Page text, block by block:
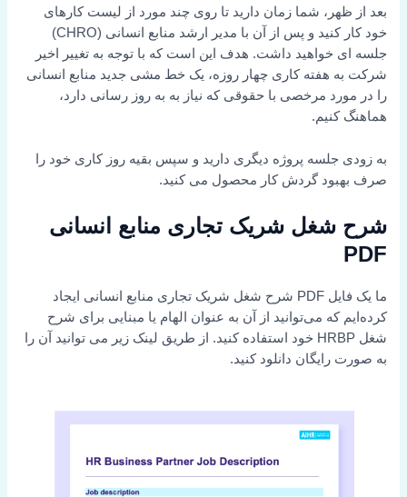
بعد از ظهر، شما زمان دارید تا روی چند مورد از لیست کارهای
خود کار کنید و پس از آن با مدیر ارشد منابع انسانی (CHRO)
جلسه ای خواهید داشت. هدف این است که با توجه به تغییر اخیر
شرکت به هفته کاری چهار روزه، یک خط مشی جدید منابع انسانی
را در مورد مرخصی با حقوقی که نیاز به به روز رسانی دارد،
هماهنگ کنیم.
به زودی جلسه پروژه دیگری دارید و سپس بقیه روز کاری خود را
صرف بهبود گردش کار محصول می کنید.
شرح شغل شریک تجاری منابع انسانی
PDF
ما یک فایل PDF شرح شغل شریک تجاری منابع انسانی ایجاد
کرده‌ایم که می‌توانید از آن به عنوان الهام یا مبنایی برای شرح
شغل HRBP خود استفاده کنید. از طریق لینک زیر می توانید آن را
به صورت رایگان دانلود کنید.